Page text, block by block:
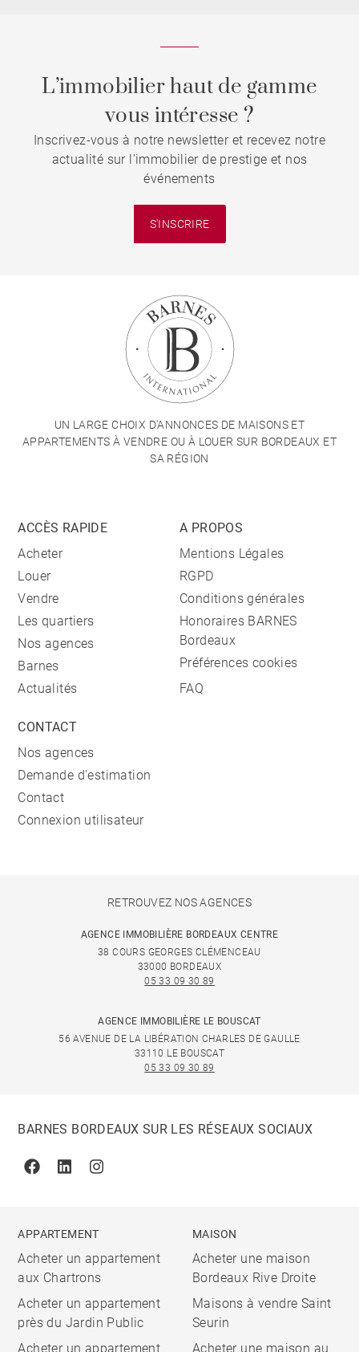
L’immobilier haut de gamme
vous intéresse ?
Inscrivez-vous à notre newsletter et recevez notre
actualité sur l'immobilier de prestige et nos
événements
S'INSCRIRE
UN LARGE CHOIX D'ANNONCES DE MAISONS ET
APPARTEMENTS À VENDRE OU À LOUER SUR BORDEAUX ET
SA RÉGION
ACCÈS RAPIDE
Acheter
Louer
Vendre
Les quartiers
Nos agences
Barnes
Actualités
A PROPOS
Mentions Légales
RGPD
Conditions générales
Honoraires BARNES
Bordeaux
Préférences cookies
FAQ
CONTACT
Nos agences
Demande d'estimation
Contact
Connexion utilisateur
RETROUVEZ NOS AGENCES
AGENCE IMMOBILIÈRE BORDEAUX CENTRE
38 COURS GEORGES CLÉMENCEAU
33000 BORDEAUX
05 33 09 30 89
AGENCE IMMOBILIÈRE LE BOUSCAT
56 AVENUE DE LA LIBÉRATION CHARLES DE GAULLE
33110 LE BOUSCAT
05 33 09 30 89
BARNES BORDEAUX SUR LES RÉSEAUX SOCIAUX
FacebookLinkedinInstagram
APPARTEMENT
Acheter un appartement
aux Chartrons
Acheter un appartement
près du Jardin Public
Acheter un appartement
MAISON
Acheter une maison
Bordeaux Rive Droite
Maisons à vendre Saint
Seurin
Acheter une maison au